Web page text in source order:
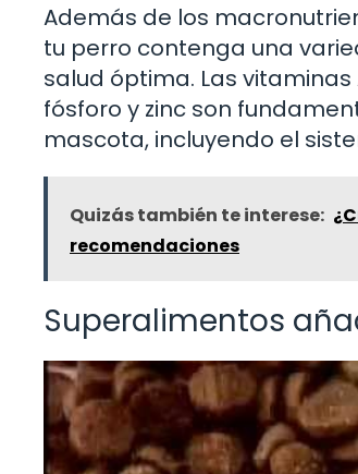
Además de los
tu perro contenga una
salud óptima. Las vitaminas
fósforo y zinc son
mascota, incluyendo el
Quizás también te interese:
recomendaciones
Superalimentos